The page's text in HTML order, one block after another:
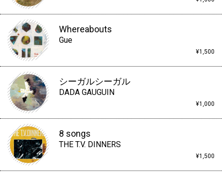
Whereabouts
Gue
¥1,500
シーガルシーガル
DADA GAUGUIN
¥1,000
8 songs
THE T.V. DINNERS
¥1,500